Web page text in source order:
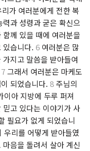
가 여러분에게 전한 복
과 성령과 굳은 확신으
께 있을 때에 여러분을
있습니다. 6 여러분은 많
지고 말씀을 받아들여
7그래서 여러분은 마케도
되었습니다. 8주님의
이아 지방에 두루 퍼져
고 있다는 이야기가 사
필요가 없게 되었습니
리를 어떻게 받아들였
음을 돌려서 살아 계신